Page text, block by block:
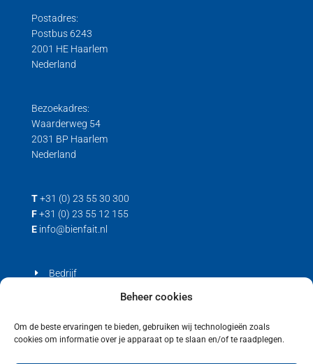
Beheer cookies
Om de beste ervaringen te bieden, gebruiken wij technologieën zoals
cookies om informatie over je apparaat op te slaan en/of te raadplegen.
Postadres:
Postbus 6243
2001 HE Haarlem
Nederland
Bezoekadres:
Waarderweg 54
2031 BP Haarlem
Nederland
T +31 (0) 23 55 30 300
F +31 (0) 23 55 12 155
E info@bienfait.nl
Bedrijf